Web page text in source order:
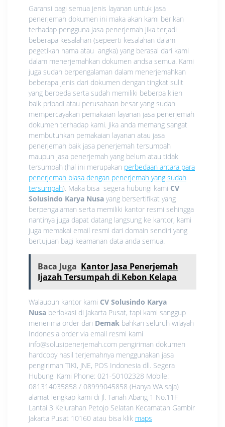
Garansi bagi semua jenis layanan untuk jasa
penerjemah dokumen ini maka akan kami berikan
terhadap pengguna jasa penerjemah jika terjadi
beberapa kesalahan (sepeerti kesalahan dalam
pegetikan nama atau angka) yang berasal dari kami
dalam menerjemahkan dokumen andsa semua. Kami
juga sudah berpengalaman dalam menerjemahkan
beberapa jenis dari dokumen dengan tingkat sulit
yang berbeda serta sudah memiliki beberpa klien
baik pribadi atau perusahaan besar yang sudah
mempercayakan pemakaian layanan jasa penerjemah
dokumen terhadap kami. Jika anda memang sangat
membutuhkan pemakaian layanan atau jasa
penerjemah baik jasa penerjemah tersumpah
maupun jasa penerjemah yang belum atau tidak
tersumpah (hal ini merupakan perbedaan antara para
penerjemah biasa dengan penerjemah yang sudah
tersumpah). Maka bisa segera hubungi kami CV
Solusindo Karya Nusa yang bersertifikat yang
berpengalaman serta memiliki kantor resmi sehingga
nantinya juga dapat datang langsung ke kantor, kami
juga memakai email resmi dari domain sendiri yang
bertujuan bagi keamanan data anda semua.
Baca Juga Kantor Jasa Penerjemah
Ijazah Tersumpah di Kebon Kelapa
Walaupun kantor kami CV Solusindo Karya
Nusa berlokasi di Jakarta Pusat, tapi kami sanggup
menerima order dari Demak bahkan seluruh wilayah
Indonesia order via email resmi kami
info@solusipenerjemah.com pengiriman dokumen
hardcopy hasil terjemahnya menggunakan jasa
pengiriman TIKI, JNE, POS Indonesia dll. Segera
Hubungi Kami Phone: 021-50102328 Mobile:
081314035858 / 08999045858 (Hanya WA saja)
alamat lengkap kami di Jl. Tanah Abang 1 No.11F
Lantai 3 Kelurahan Petojo Selatan Kecamatan Gambir
Jakarta Pusat 10160 atau bisa klik maps